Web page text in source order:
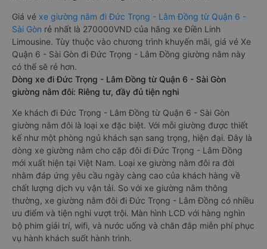
nằm được đánh giá chung chất lượng Tốt với điểm đánh giá
trung bình từ 4.1/5 dựa trên 6381 phản hồi của hành khách
Xe về Đức Trọng - Lâm Đồng từ Quận 6 - Sài Gòn.
Giá véxe giường nằm đi Đức Trọng - Lâm Đồng từ Quận 6 -
Sài Gònrẻ nhất là 270000VND của hãng xe Điền Linh
Limousine. Tùy thuộc vào chương trình khuyến mãi, giá vé Xe
Quận 6 - Sài Gòn đi Đức Trọng - Lâm Đồng giường nằm này
có thể sẽ rẻ hơn.
Dòng xe đi Đức Trọng - Lâm Đồng từ Quận 6 - Sài Gòn
giường nằm đôi: Riêng tư, đầy đủ tiện nghi
Xe khách đi Đức Trọng - Lâm Đồng từ Quận 6 - Sài Gòn
giường nằm đôi là loại xe đặc biệt. Với mỗi giường được thiết
kế như một phòng ngủ khách sạn sang trọng, hiện đại. Đây là
dòng xe giường nằm cho cặp đôi đi Đức Trọng - Lâm Đồng
mới xuất hiện tại Việt Nam. Loại xe giường nằm đôi ra đời
nhằm đáp ứng yêu cầu ngày càng cao của khách hàng về
chất lượng dịch vụ vận tải. So với xe giường nằm thông
thường, xe giường nằm đôi đi Đức Trọng - Lâm Đồng có nhiều